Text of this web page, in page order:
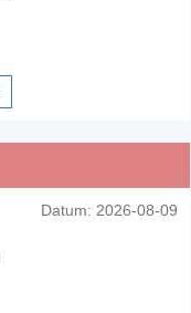
Datum: 2026-08-09